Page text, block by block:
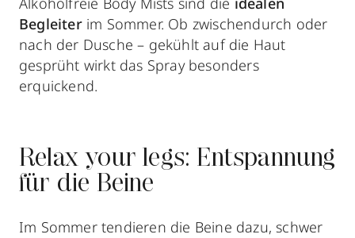
Begleiterim Sommer. Ob zwischendurch oder
nach der Dusche – gekühlt auf die Haut
gesprüht wirkt das Spray besonders
erquickend.
Relax your legs: Entspannung
für die Beine
Im Sommer tendieren die Beine dazu, schwer